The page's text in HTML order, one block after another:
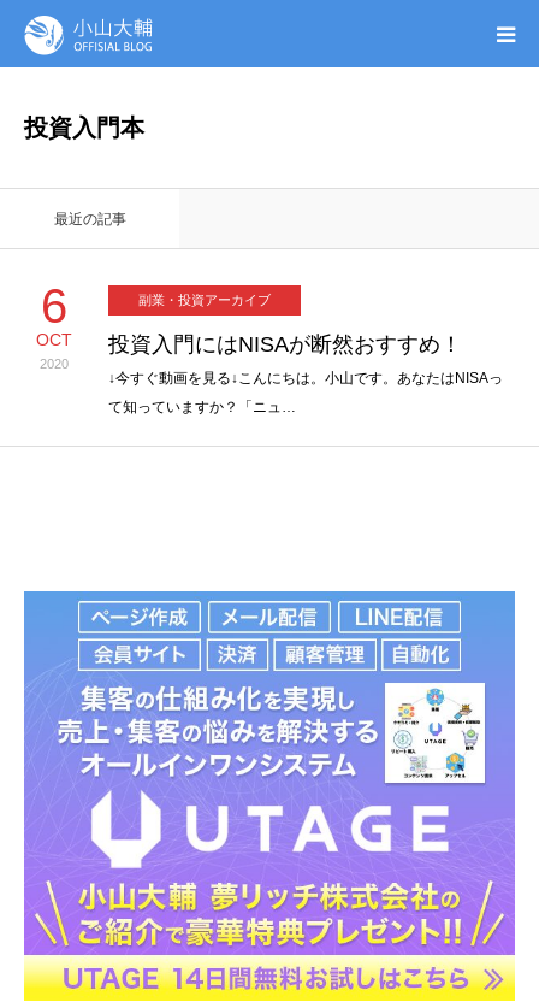
投資入門本
最近の記事
6
OCT
2020
副業・投資アーカイブ
投資入門にはNISAが断然おすすめ！
↓今すぐ動画を見る↓こんにちは。小山です。あなたはNISAっ
て知っていますか？「ニュ…
無料ガイドブック
オンシク本
プロフィール